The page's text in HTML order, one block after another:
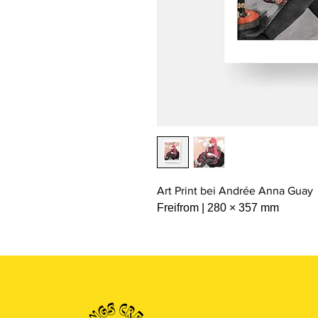
Art Print bei Andrée Anna Guay
Freifrom | 280 × 357 mm